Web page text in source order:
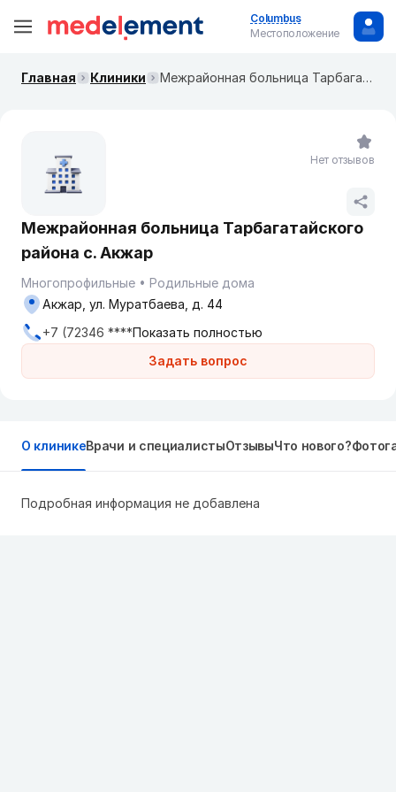
Columbus
Местоположение
Главная Клиники Межрайонная больница Тарбагатайского района с. Акжар
Межрайонная больница Тарбагатайского
района с. Акжар
Многопрофильные Родильные дома
Задать вопрос
Акжар, ул. Муратбаева, д. 44
+7 (72346 ****Показать полностью
Нет отзывов
О клиникеВрачи и специалистыОтзывыЧто нового?
Подробная информация не добавлена